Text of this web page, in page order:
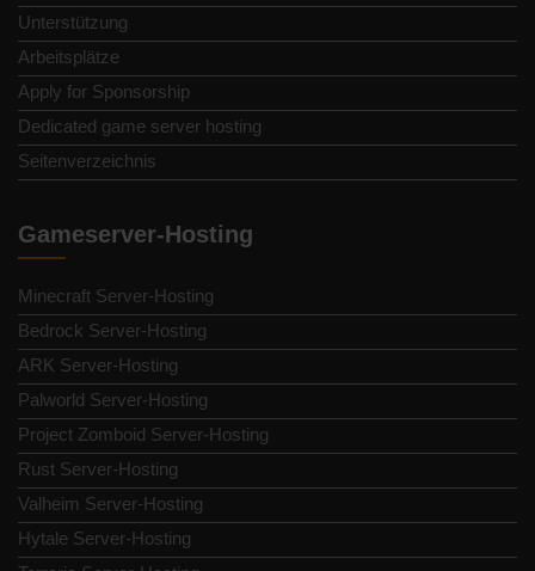
Unterstützung
Arbeitsplätze
Apply for Sponsorship
Dedicated game server hosting
Seitenverzeichnis
Gameserver-Hosting
Minecraft Server-Hosting
Bedrock Server-Hosting
ARK Server-Hosting
Palworld Server-Hosting
Project Zomboid Server-Hosting
Rust Server-Hosting
Valheim Server-Hosting
Hytale Server-Hosting